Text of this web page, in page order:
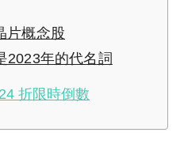
片概念股
2023年的代名詞
折限時倒數